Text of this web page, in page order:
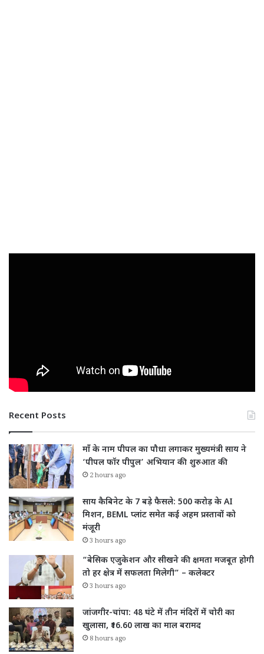
Recent Posts
माँ के नाम पीपल का पौधा लगाकर मुख्यमंत्री साय ने
‘पीपल फॉर पीपुल’ अभियान की शुरुआत की
2 hours ago
साय कैबिनेट के 7 बड़े फैसले: 500 करोड़ के AI
मिशन, BEML प्लांट समेत कई अहम प्रस्तावों को
मंजूरी
3 hours ago
“बेसिक एजुकेशन और सीखने की क्षमता मजबूत होगी
तो हर क्षेत्र में सफलता मिलेगी” – कलेक्टर
3 hours ago
जांजगीर-चांपा: 48 घंटे में तीन मंदिरों में चोरी का
खुलासा, ₹16.60 लाख का माल बरामद
8 hours ago